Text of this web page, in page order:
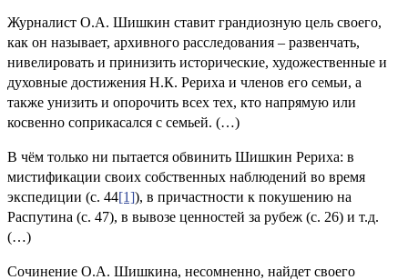
Журналист О.А. Шишкин ставит грандиозную цель своего,
как он называет, архивного расследования – развенчать,
нивелировать и принизить исторические, художественные и
духовные достижения Н.К. Рериха и членов его семьи, а
также унизить и опорочить всех тех, кто напрямую или
косвенно соприкасался с семьей. (…)
В чём только ни пытается обвинить Шишкин Рериха: в
мистификации своих собственных наблюдений во время
экспедиции (с. 44[1]), в причастности к покушению на
Распутина (с. 47), в вывозе ценностей за рубеж (с. 26) и т.д.
(…)
Сочинение О.А. Шишкина, несомненно, найдет своего